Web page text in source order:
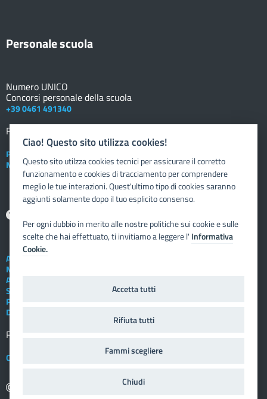
Personale scuola
Numero UNICO
Concorsi personale della scuola
+39 0461 491340
Registro elettronico
Posta elettronica istituzionale
Nuovo sportello dipendente
Assistenza tecnica
Note legali
Albo telematico
Social Media Policy
Privacy
Dichiarazione di accessibilità
Registro elettronico
Crediti
copyright: 2009 - 2025 Vivoscuola
Ciao! Questo sito utilizza cookies!
Questo sito utilzza cookies tecnici per assicurare il corretto
funzionamento e cookies di tracciamento per comprendere
meglio le tue interazioni. Quest'ultimo tipo di cookies saranno
aggiunti solamente dopo il tuo esplicito consenso.
Per ogni dubbio in merito alle nostre politiche sui cookie e sulle
scelte che hai effettuato, ti invitiamo a leggere l' Informativa
Cookie.
Accetta tutti
Rifiuta tutti
Fammi scegliere
Chiudi